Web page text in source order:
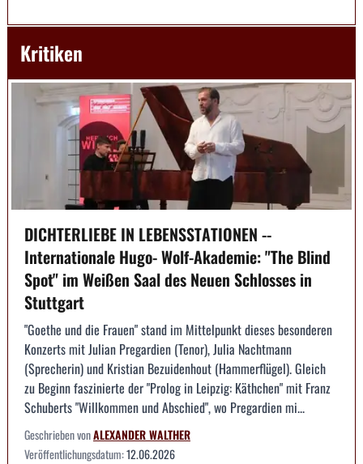
Kritiken
DICHTERLIEBE IN LEBENSSTATIONEN --
Internationale Hugo- Wolf-Akademie: "The Blind
Spot" im Weißen Saal des Neuen Schlosses in
Stuttgart
"Goethe und die Frauen" stand im Mittelpunkt dieses besonderen
Konzerts mit Julian Pregardien (Tenor), Julia Nachtmann
(Sprecherin) und Kristian Bezuidenhout (Hammerflügel). Gleich
zu Beginn faszinierte der "Prolog in Leipzig: Käthchen" mit Franz
Schuberts "Willkommen und Abschied", wo Pregardien mi...
Geschrieben vonALEXANDER WALTHER
Veröffentlichungsdatum:12.06.2026